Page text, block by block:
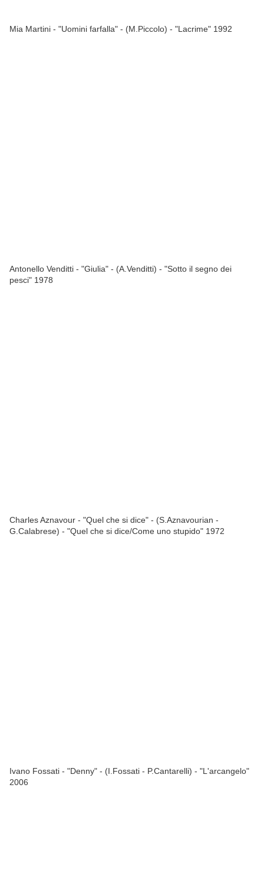
Mia Martini - "Uomini farfalla" - (M.Piccolo) - "Lacrime" 1992
Antonello Venditti - "Giulia" - (A.Venditti) - "Sotto il segno dei
pesci" 1978
Charles Aznavour - "Quel che si dice" - (S.Aznavourian -
G.Calabrese) - "Quel che si dice/Come uno stupido" 1972
Ivano Fossati - "Denny" - (I.Fossati - P.Cantarelli) - "L'arcangelo"
2006